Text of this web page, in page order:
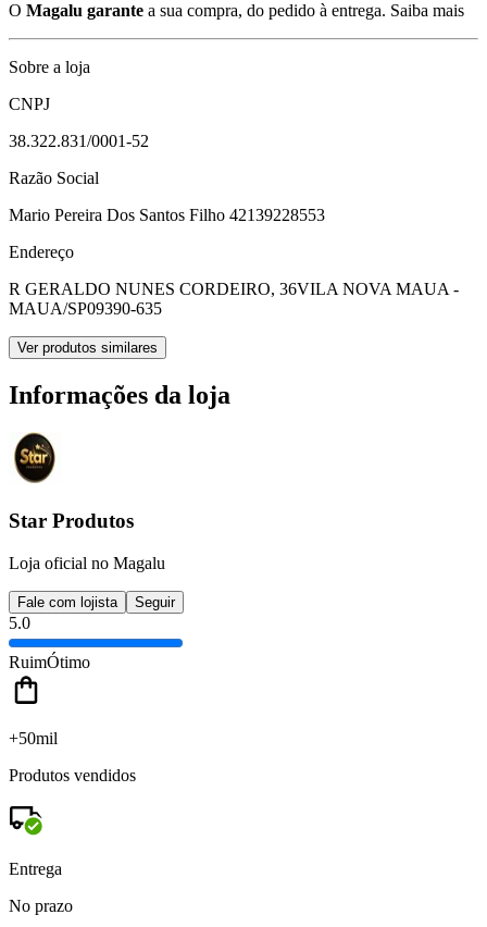
O Magalu garante a sua compra, do pedido à entrega. Saiba mais
Sobre a loja
CNPJ
38.322.831/0001-52
Razão Social
Mario Pereira Dos Santos Filho 42139228553
Endereço
R GERALDO NUNES CORDEIRO, 36VILA NOVA MAUA -
MAUA/SP09390-635
Ver produtos similares
Informações da loja
Star Produtos
Loja oficial no Magalu
Fale com lojista Seguir
5.0
RuimÓtimo
+50mil
Produtos vendidos
Entrega
No prazo